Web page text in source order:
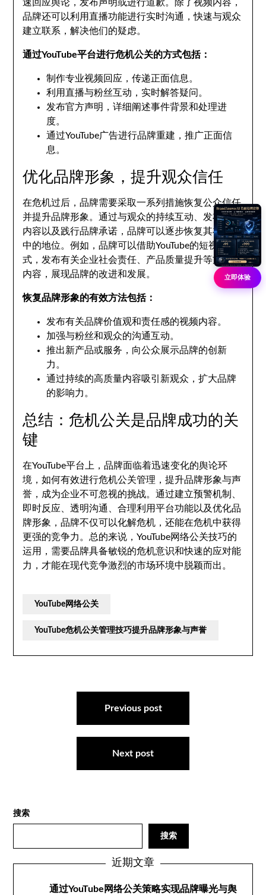
速回应舆论，发布声明或进行道歉。除了视频内容，
品牌还可以利用直播功能进行实时沟通，快速与观众
建立联系，解决他们的疑虑。
通过YouTube平台进行危机公关的方式包括：
制作专业视频回应，传递正面信息。
利用直播与粉丝互动，实时解答疑问。
发布官方声明，详细阐述事件背景和处理进
度。
通过YouTube广告进行品牌重建，推广正面信
息。
优化品牌形象，提升观众信任
在危机过后，品牌需要采取一系列措施恢复公众信任
并提升品牌形象。通过与观众的持续互动、发布优质
内容以及践行品牌承诺，品牌可以逐步恢复其在观众
中的地位。例如，品牌可以借助YouTube的短视频形
式，发布有关企业社会责任、产品质量提升等方面的
内容，展现品牌的改进和发展。
恢复品牌形象的有效方法包括：
发布有关品牌价值观和责任感的视频内容。
加强与粉丝和观众的沟通互动。
推出新产品或服务，向公众展示品牌的创新
力。
通过持续的高质量内容吸引新观众，扩大品牌
的影响力。
总结：危机公关是品牌成功的关
键
在YouTube平台上，品牌面临着迅速变化的舆论环
境，如何有效进行危机公关管理，提升品牌形象与声
誉，成为企业不可忽视的挑战。通过建立预警机制、
即时反应、透明沟通、合理利用平台功能以及优化品
牌形象，品牌不仅可以化解危机，还能在危机中获得
更强的竞争力。总的来说，YouTube网络公关技巧的
运用，需要品牌具备敏锐的危机意识和快速的应对能
力，才能在现代竞争激烈的市场环境中脱颖而出。
YouTube网络公关
YouTube危机公关管理技巧提升品牌形象与声誉
Previous post
Next post
搜索
搜索
近期文章
通过YouTube网络公关策略实现品牌曝光与舆
立即体验